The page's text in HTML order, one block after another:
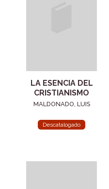
LA ESENCIA DEL
CRISTIANISMO
MALDONADO, LUIS
Descatalogado